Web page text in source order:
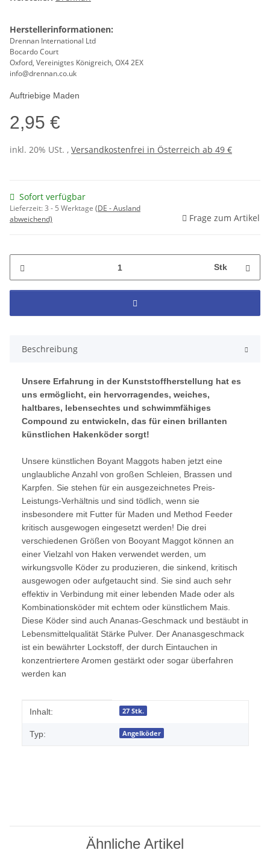
Herstellerinformationen:
Drennan International Ltd
Bocardo Court
Oxford, Vereinigtes Königreich, OX4 2EX
info@drennan.co.uk
Auftriebige Maden
2,95 €
inkl. 20% USt. , Versandkostenfrei in Österreich ab 49 €
Sofort verfügbar
Lieferzeit:3 - 5 Werktage (DE - Ausland
abweichend)
Frage zum Artikel
Stk
Beschreibung
Unsere Erfahrung in der Kunststoffherstellung hat es
uns ermöglicht, ein hervorragendes, weiches,
haltbares, lebensechtes und schwimmfähiges
Compound zu entwickeln, das für einen brillanten
künstlichen Hakenköder sorgt!
Unsere künstlichen Boyant Maggots haben jetzt eine
unglaubliche Anzahl von großen Schleien, Brassen und
Karpfen. Sie stehen für ein ausgezeichnetes Preis-
Leistungs-Verhältnis und sind tödlich, wenn sie
insbesondere mit Futter für Maden und Method Feeder
kritisch ausgewogen eingesetzt werden! Die drei
verschiedenen Größen von Booyant Maggot können an
einer Vielzahl von Haken verwendet werden, um
wirkungsvolle Köder zu produzieren, die sinkend, kritisch
ausgewogen oder aufgetaucht sind. Sie sind auch sehr
effektiv in Verbindung mit einer lebenden Made oder als
Kombinationsköder mit echtem oder künstlichem Mais.
Diese Köder sind auch Ananas-Geschmack und bestäubt in
Lebensmittelqualität Stärke Pulver. Der Ananasgeschmack
ist ein bewährter Lockstoff, der durch Eintauchen in
konzentriertere Aromen gestärkt oder sogar überfahren
werden kan
Produkteigenschaft
Wert
Inhalt: 27 Stk.
Typ: Angelköder
Ähnliche Artikel